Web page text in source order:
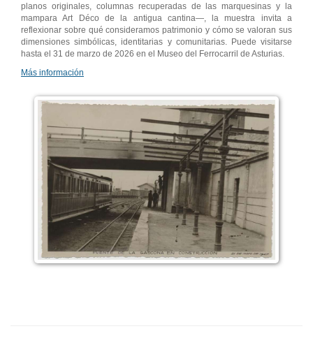
planos originales, columnas recuperadas de las marquesinas y la
mampara Art Déco de la antigua cantina—, la muestra invita a
reflexionar sobre qué consideramos patrimonio y cómo se valoran sus
dimensiones simbólicas, identitarias y comunitarias. Puede visitarse
hasta el 31 de marzo de 2026 en el Museo del Ferrocarril de Asturias.
Más información